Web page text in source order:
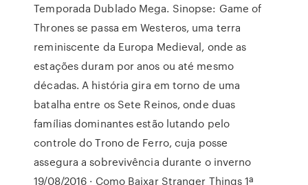
Temporada Dublado Mega. Sinopse: Game of
Thrones se passa em Westeros, uma terra
reminiscente da Europa Medieval, onde as
estações duram por anos ou até mesmo
décadas. A história gira em torno de uma
batalha entre os Sete Reinos, onde duas
famílias dominantes estão lutando pelo
controle do Trono de Ferro, cuja posse
assegura a sobrevivência durante o inverno
19/08/2016 · Como Baixar Stranger Things 1ª